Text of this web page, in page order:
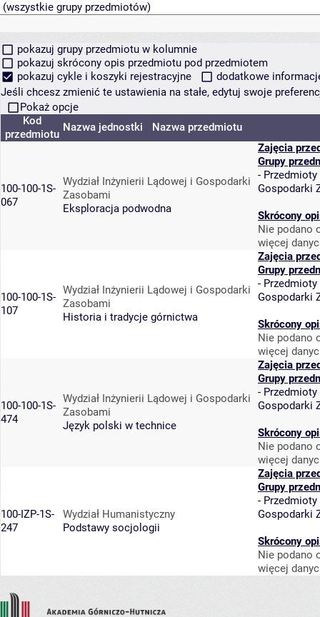
pokazuj grupy przedmiotu w kolumnie
pokazuj skrócony opis przedmiotu pod przedmiotem
pokazuj cykle i koszyki rejestracyjne
dodatkowe
Jeśli chcesz zmienić te ustawienia na stałe, edytuj swoje
Pokaż opcje
Kod
przedmiotu
Nazwa jednostki Nazwa przedmiotu
100-100-1S-
067
Wydział Inżynierii Lądowej i Gospodarki
Zasobami
Eksploracja podwodna
Zajęcia
Grupy
- Przedmioty
Gospodarki
Skrócony
Nie podano
więcej
100-100-1S-
107
Wydział Inżynierii Lądowej i Gospodarki
Zasobami
Historia i tradycje górnictwa
Zajęcia
Grupy
- Przedmioty
Gospodarki
Skrócony
Nie podano
więcej
100-100-1S-
474
Wydział Inżynierii Lądowej i Gospodarki
Zasobami
Język polski w technice
Zajęcia
Grupy
- Przedmioty
Gospodarki
Skrócony
Nie podano
więcej
100-IZP-1S-
247
Wydział Humanistyczny
Podstawy socjologii
Zajęcia
Grupy
- Przedmioty
Gospodarki
Skrócony
Nie podano
więcej